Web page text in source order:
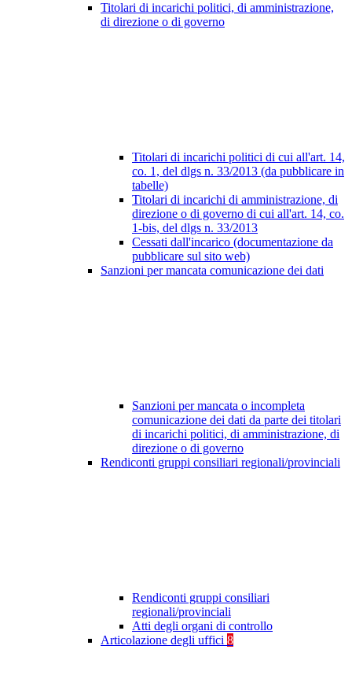
Titolari di incarichi politici, di amministrazione,
di direzione o di governo
Titolari di incarichi politici di cui all'art. 14,
co. 1, del dlgs n. 33/2013 (da pubblicare in
tabelle)
Titolari di incarichi di amministrazione, di
direzione o di governo di cui all'art. 14, co.
1-bis, del dlgs n. 33/2013
Cessati dall'incarico (documentazione da
pubblicare sul sito web)
Sanzioni per mancata comunicazione dei dati
Sanzioni per mancata o incompleta
comunicazione dei dati da parte dei titolari
di incarichi politici, di amministrazione, di
direzione o di governo
Rendiconti gruppi consiliari regionali/provinciali
Rendiconti gruppi consiliari
regionali/provinciali
Atti degli organi di controllo
Articolazione degli uffici 8